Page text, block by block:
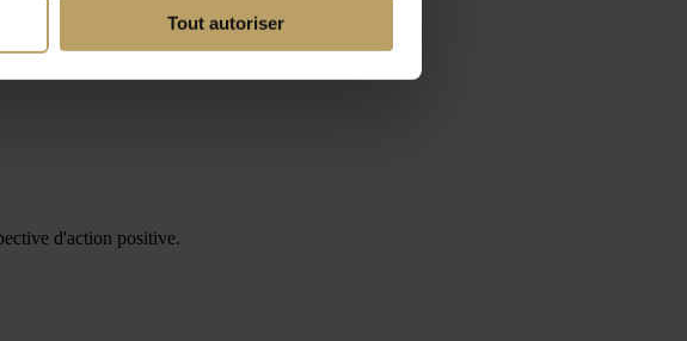
Tout autoriser
d'action positive.